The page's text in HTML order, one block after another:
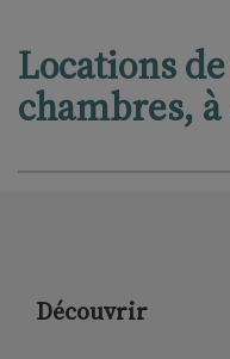
Locations
chambres,
Découvrir